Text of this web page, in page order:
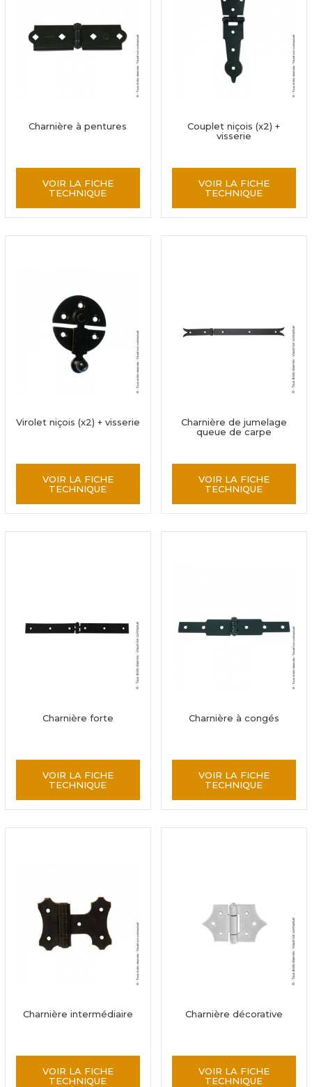
Charnière à pentures
VOIR LA FICHE
TECHNIQUE
Couplet niçois (x2) +
visserie
VOIR LA FICHE
TECHNIQUE
Virolet niçois (x2) + visserie
VOIR LA FICHE
TECHNIQUE
Charnière de jumelage
queue de carpe
VOIR LA FICHE
TECHNIQUE
Charnière forte
VOIR LA FICHE
TECHNIQUE
Charnière à congés
VOIR LA FICHE
TECHNIQUE
Charnière intermédiaire
VOIR LA FICHE
TECHNIQUE
Charnière décorative
VOIR LA FICHE
TECHNIQUE